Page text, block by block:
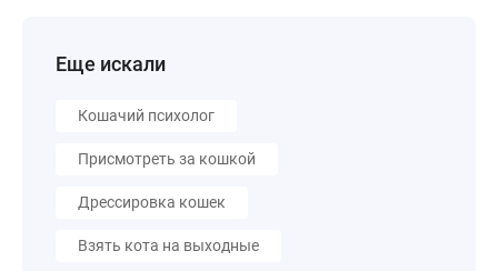
Еще искали
Кошачий психолог
Присмотреть за кошкой
Дрессировка кошек
Взять кота на выходные